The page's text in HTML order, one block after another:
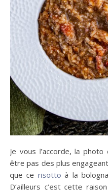
Je vous l’accorde, la photo de cette assiette n’est peut-
être pas des plus
que ce risotto à la
D’ailleurs c’est cette